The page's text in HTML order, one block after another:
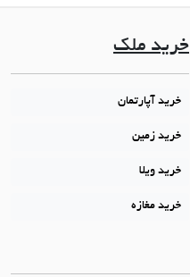
خرید ملک
خرید آپارتمان
خرید زمین
خرید ویلا
خرید مغازه